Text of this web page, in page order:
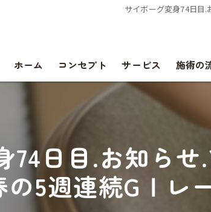
サイボーグ変身74日目
ホーム コンセプト サービス 施術の
74日目.お知ら
の5週連続GⅠレ